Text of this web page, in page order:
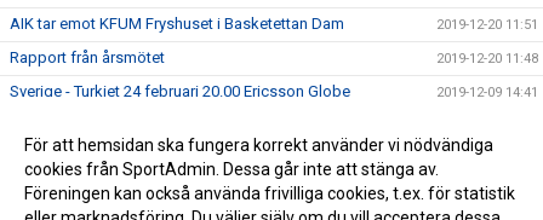
AIK tar emot KFUM Fryshuset i Basketettan Dam 2019-12-20 11:51
Rapport från årsmötet 2019-12-20 11:48
Sverige - Turkiet 24 februari 20.00 Ericsson Globe 2019-12-09 14:41
ANMÄL DIG TILL SOMMARENS SVETTIGASTE LÄGER –
GNAGET BASKETBALL CAMP!
För att hemsidan ska fungera korrekt använder vi nödvändiga
cookies från SportAdmin. Dessa går inte att stänga av.
Föreningen kan också använda frivilliga cookies, t.ex. för statistik